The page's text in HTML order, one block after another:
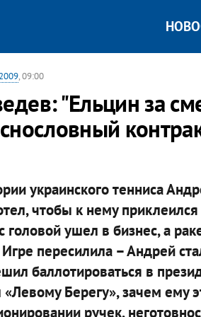
, 09:00
"Ельцин за
украинского тенниса
чтобы к нему
ушел в бизнес, а
пересилила – Андрей
баллотироваться в
Берегу», зачем ему
ручек,